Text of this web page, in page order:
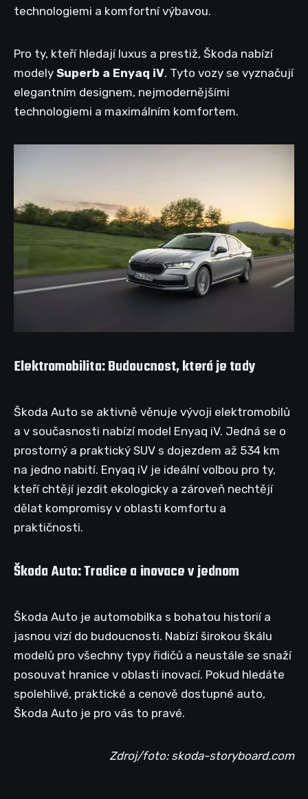
technologiemi a komfortní výbavou.
Pro ty, kteří hledají luxus a prestiž, Škoda nabízí
modely Superb a Enyaq iV. Tyto vozy se vyznačují
elegantním designem, nejmodernějšími
technologiemi a maximálním komfortem.
Elektromobilita: Budoucnost, která je tady
Škoda Auto se aktivně věnuje vývoji elektromobilů
a v současnosti nabízí model Enyaq iV. Jedná se o
prostorný a praktický SUV s dojezdem až 534 km
na jedno nabití. Enyaq iV je ideální volbou pro ty,
kteří chtějí jezdit ekologicky a zároveň nechtějí
dělat kompromisy v oblasti komfortu a
praktičnosti.
Škoda Auto: Tradice a inovace v jednom
Škoda Auto je automobilka s bohatou historií a
jasnou vizí do budoucnosti. Nabízí širokou škálu
modelů pro všechny typy řidičů a neustále se snaží
posouvat hranice v oblasti inovací. Pokud hledáte
spolehlivé, praktické a cenově dostupné auto,
Škoda Auto je pro vás to pravé.
Zdroj/foto: skoda-storyboard.com